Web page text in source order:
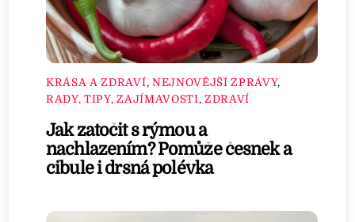
KRÁSA A ZDRAVÍ, NEJNOVĚJŠÍ ZPRÁVY,
RADY, TIPY, ZAJÍMAVOSTI, ZDRAVÍ
Jak zatočit s rýmou a
nachlazením? Pomůže česnek a
cibule i drsná polévka